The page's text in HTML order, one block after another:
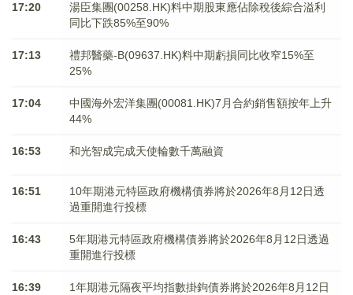
17:20
湯臣集團(00258.HK)料中期股東應佔除稅後綜合溢利
同比下跌85%至90%
17:13
禮邦醫藥-B(09637.HK)料中期虧損同比收窄15%至
25%
17:04
中國海外宏洋集團(00081.HK)7月合約銷售額按年上升
44%
16:53 和光智成完成天使輪數千萬融資
16:51
10年期港元特區政府機構債券將於2026年8月12日透
過重開進行投標
16:43
5年期港元特區政府機構債券將於2026年8月12日透過
重開進行投標
16:39
1年期港元隔夜平均指數掛鉤債券將於2026年8月12日